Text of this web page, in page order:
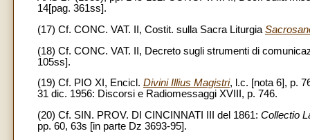
14[pag. 361ss].
(17) Cf. CONC. VAT. II, Costit. sulla Sacra Liturgia
(18) Cf. CONC. VAT. II, Decreto sugli strumenti di
105ss].
(19) Cf. PIO XI, Encicl. Divini Illius Magistri, l.c. [nota 6], p.
31 dic. 1956: Discorsi e Radiomessaggi XVIII, p. 746.
(20) Cf. SIN. PROV. DI CINCINNATI III del 1861: Collectio
pp. 60, 63s [in parte Dz 3693-95].